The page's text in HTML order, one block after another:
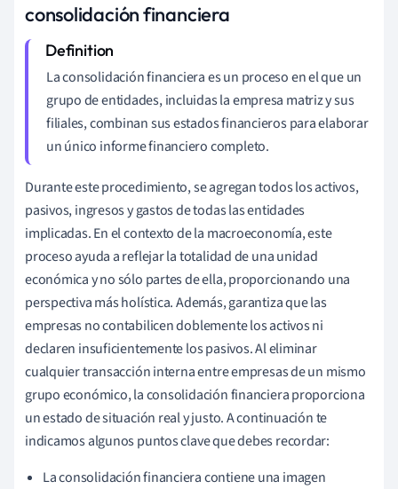
consolidación financiera
La consolidación financiera es un proceso en el que un
grupo de entidades, incluidas la empresa matriz y sus
filiales, combinan sus estados financieros para elaborar
un único informe financiero completo.
Durante este procedimiento, se agregan todos los activos,
pasivos, ingresos y gastos de todas las entidades
implicadas. En el contexto de la macroeconomía, este
proceso ayuda a reflejar la totalidad de una unidad
económica y no sólo partes de ella, proporcionando una
perspectiva más holística. Además, garantiza que las
empresas no contabilicen doblemente los activos ni
declaren insuficientemente los pasivos. Al eliminar
cualquier transacción interna entre empresas de un mismo
grupo económico, la consolidación financiera proporciona
un estado de situación real y justo. A continuación te
indicamos algunos puntos clave que debes recordar:
La consolidación financiera contiene una imagen